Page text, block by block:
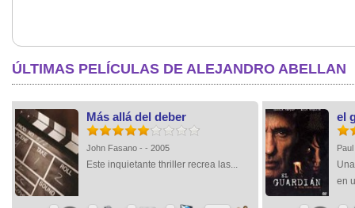
ÚLTIMAS PELÍCULAS DE ALEJANDRO ABELLAN
Más allá del deber
John Fasano - - 2005
Este inquietante thriller recrea las...
el
en